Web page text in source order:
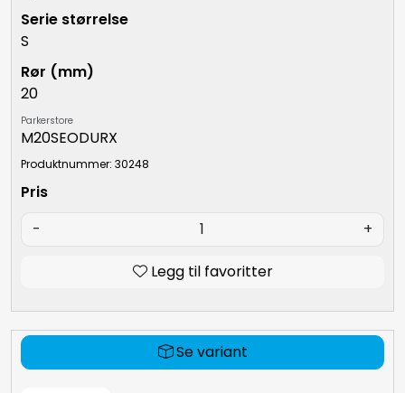
S
20
Parkerstore
M20SEODURX
Produktnummer: 30248
- +
Legg til favoritter
Se variant